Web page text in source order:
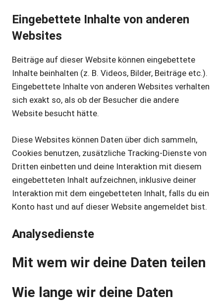
Eingebettete Inhalte von anderen
Websites
Beiträge auf dieser Website können eingebettete
Inhalte beinhalten (z. B. Videos, Bilder, Beiträge etc.).
Eingebettete Inhalte von anderen Websites verhalten
sich exakt so, als ob der Besucher die andere
Website besucht hätte.
Diese Websites können Daten über dich sammeln,
Cookies benutzen, zusätzliche Tracking-Dienste von
Dritten einbetten und deine Interaktion mit diesem
eingebetteten Inhalt aufzeichnen, inklusive deiner
Interaktion mit dem eingebetteten Inhalt, falls du ein
Konto hast und auf dieser Website angemeldet bist.
Analysedienste
Mit wem wir deine Daten teilen
Wie lange wir deine Daten